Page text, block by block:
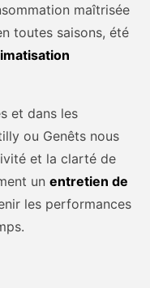
maîtrisée
toutes saisons, été
et dans les
ou Genêts nous
et la clarté de
un entretien de
les performances